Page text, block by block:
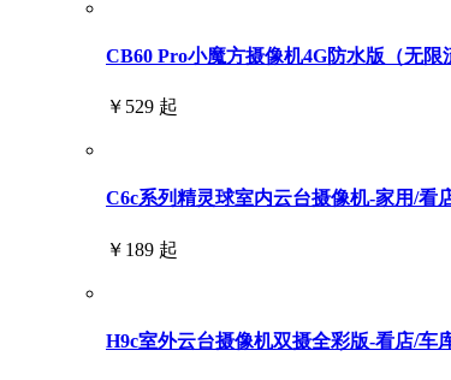
CB60 Pro小魔方摄像机4G防水版（无限
￥529 起
C6c系列精灵球室内云台摄像机-家用/看店
￥189 起
H9c室外云台摄像机双摄全彩版-看店/车